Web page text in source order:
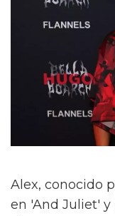
Alex, conocido
en 'And Juliet' y